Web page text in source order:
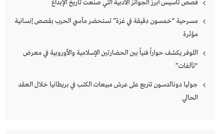
قصص تأسيس أبرز الجوائز الأدبية التي صنعت تاريخ الإبداع
مسرحية “خمسون دقيقة في غزة” تستحضر مآسي الحرب بقصص إنسانية
مؤثرة
اللوفر يكشف حواراً فنياً بين الحضارتين الإسلامية والأوروبية في معرض
“تآلفات”
جوليا دونالدسون تتربع على عرش مبيعات الكتب في بريطانيا خلال العقد
الحالي